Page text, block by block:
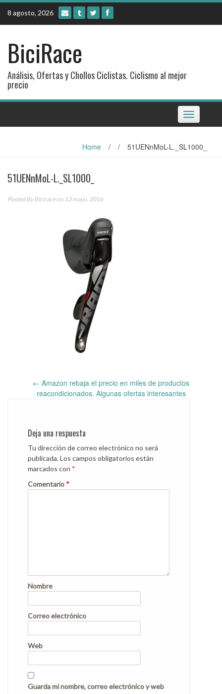
Skip
content
8 agosto, 2026
BiciRace
Análisis, Ofertas y Chollos Ciclistas. Ciclismo al mejor
precio
Toggle
navigation
Home / / 51UENnMoL-L._SL1000_
51UENnMoL-L._SL1000_
Posted ByBiciraceon 13 mayo, 2016
navigation
← Amazon rebaja el precio en miles de productos
reacondicionados. Algunas ofertas interesantes
Deja una respuesta
Tu dirección de correo electrónico no será
publicada.Los campos obligatorios están
marcados con *
Comentario *
Nombre
Correo electrónico
Web
Guarda mi nombre, correo electrónico y web